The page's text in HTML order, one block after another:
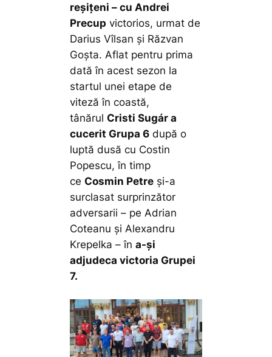
reșițeni – cu Andrei
Precup victorios, urmat de
Darius Vîlsan și Răzvan
Goșta. Aflat pentru prima
dată în acest sezon la
startul unei etape de
viteză în coastă,
tânărulCristi Sugár a
cucerit Grupa 6 după o
luptă dusă cu Costin
Popescu, în timp
ceCosmin Petre și-a
surclasat surprinzător
adversarii – pe Adrian
Coteanu și Alexandru
Krepelka – îna-și
adjudeca victoria Grupei
7.